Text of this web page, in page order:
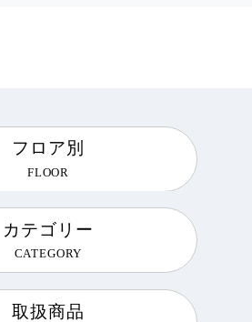
フロア別
FLOOR
カテゴリー
CATEGORY
取扱商品